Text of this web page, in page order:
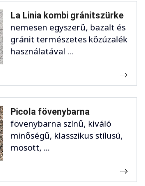
La Linia kombi gránitszürke
nemesen egyszerű, bazalt és
gránit természetes kőzúzalék
használatával ...
Picola fövenybarna
fövenybarna színű, kiváló
minőségű, klasszikus stílusú,
mosott, ...